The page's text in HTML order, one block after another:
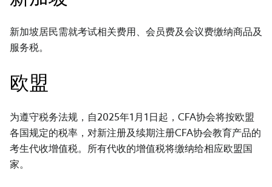
新加坡居民需就考试相关费用、会员费及会议费缴纳商品及
服务税。
欧盟
为遵守税务法规，自2025年1月1日起，CFA协会将按欧盟
各国规定的税率，对新注册及续期注册CFA协会教育产品的
考生代收增值税。所有代收的增值税将缴纳给相应欧盟国
家。